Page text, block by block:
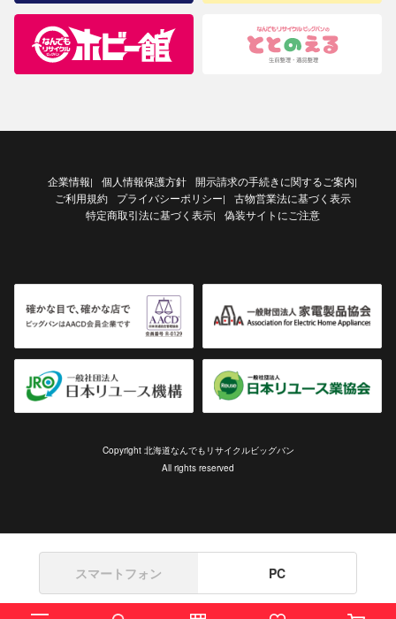
企業情報| 個人情報保護方針 開示請求の手続きに関するご案内|
ご利用規約 プライバシーポリシー|
古物営業法に基づく表示
特定商取引法に基づく表示| 偽装サイトにご注意
Copyright 北海道なんでもリサイクルビッグバン
All rights reserved
スマートフォン PC